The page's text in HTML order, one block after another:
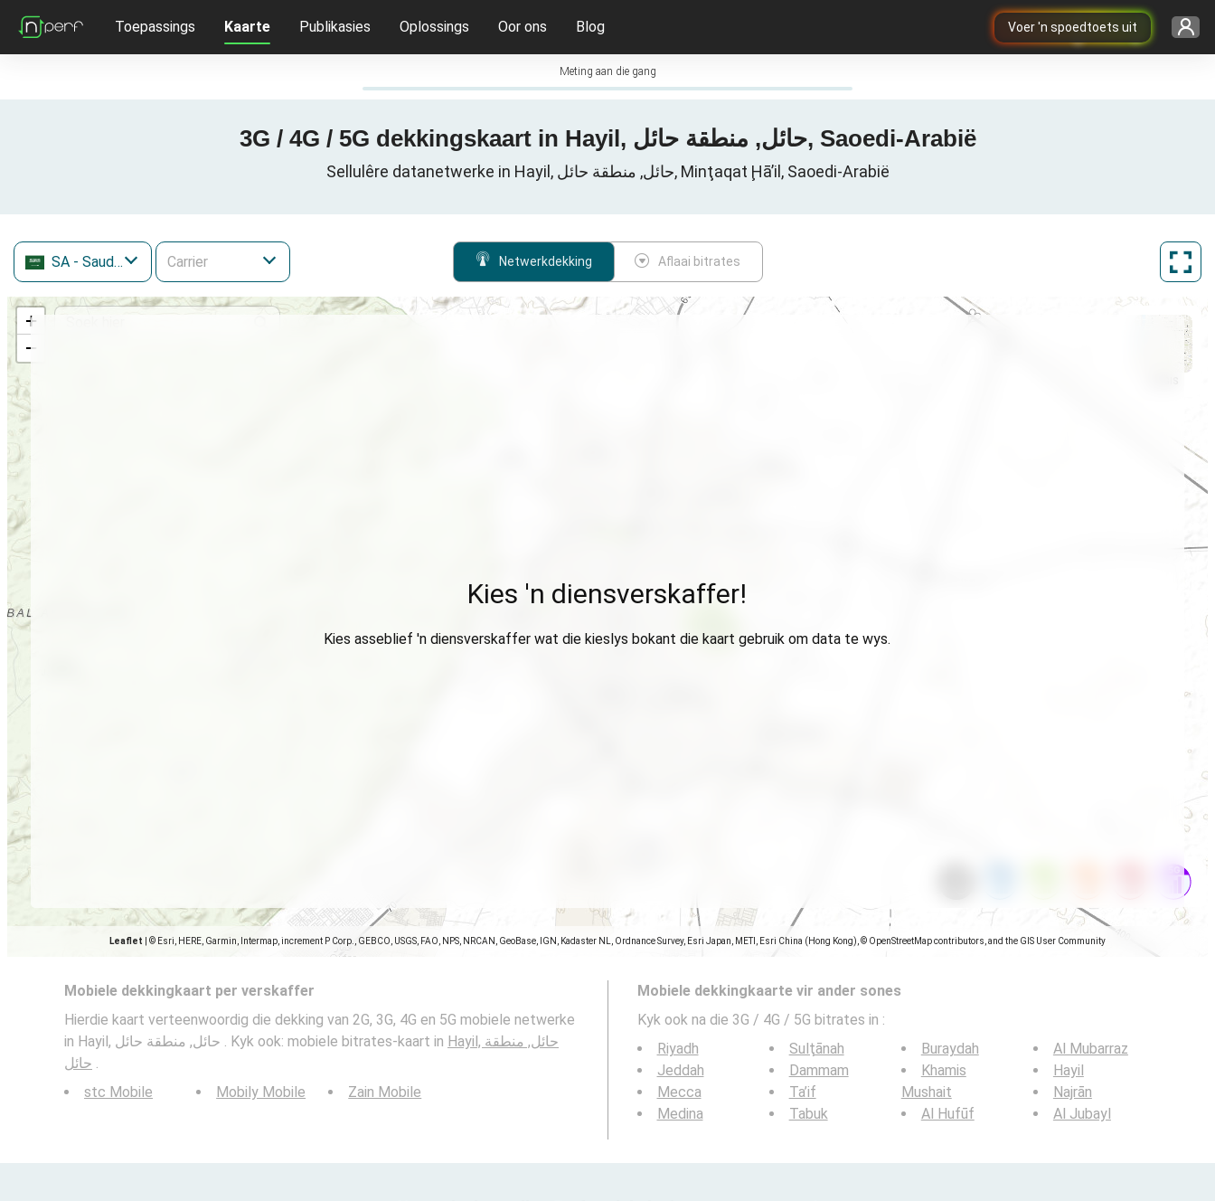
Voer 'n spoedtoets uit
Toepassings Kaarte Publikasies Oplossings Oor ons Blog
Meting aan die gang
3G / 4G / 5G dekkingskaart in Hayil, حائل, منطقة حائل, Saoedi-Arabië
Sellulêre datanetwerke in Hayil, حائل, منطقة حائل, Minţaqat Ḩā’il, Saoedi-Arabië
SA - Saudi Arabia Netwerkdekking Aflaai bitrates
+
−
Leaflet © Esri, HERE, Garmin, Intermap, increment P Corp., GEBCO, USGS, FAO, NPS, NRCAN, GeoBase, IGN, Kadaster NL, Ordnance Survey, Esri Japan, METI, Esri China (Hong Kong), © OpenStreetMap contributors, and the GIS User Community
Kies 'n diensverskaffer!
Kies asseblief 'n diensverskaffer wat die kieslys bokant die kaart gebruik om data te wys.
Mobiele dekkingkaart per verskaffer
Hierdie kaart verteenwoordig die dekking van 2G, 3G, 4G en 5G mobiele netwerke
in Hayil, حائل, منطقة حائل . Kyk ook: mobiele bitrates-kaart in Hayil, حائل, منطقة
حائل .
stc Mobile
Mobily Mobile Zain Mobile
Mobiele dekkingkaarte vir ander sones
Kyk ook na die 3G / 4G / 5G bitrates in :
Riyadh
Jeddah
Mecca
Medina
Sulţānah
Dammam
Ta’if
Tabuk
Buraydah
Khamis
Mushait
Al Hufūf
Al Mubarraz
Hayil
Najrān
Al Jubayl